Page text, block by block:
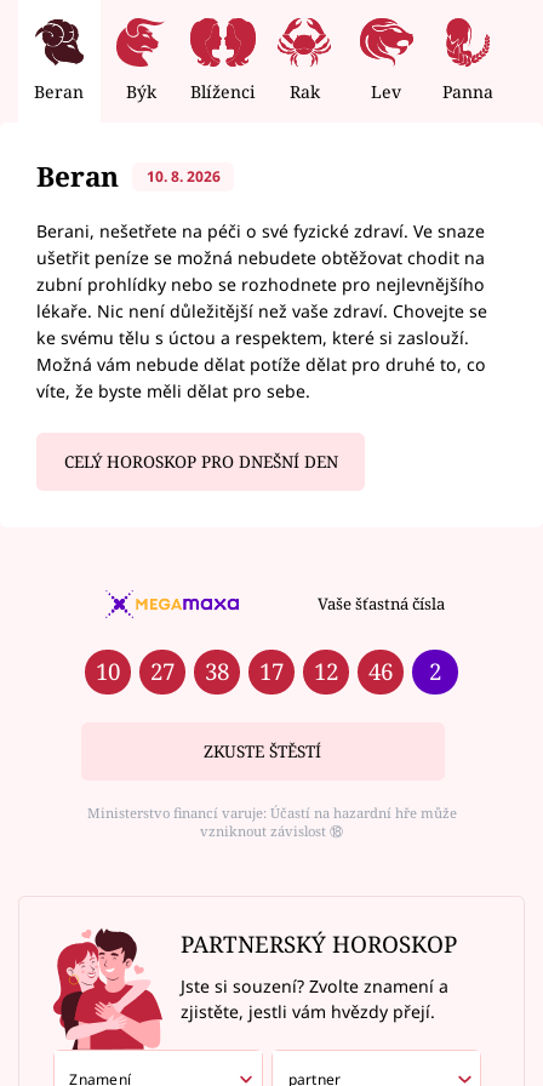
Beran Býk Blíženci Rak Lev Panna
Beran 10. 8. 2026
Berani, nešetřete na péči o své fyzické zdraví. Ve snaze
ušetřit peníze se možná nebudete obtěžovat chodit na
zubní prohlídky nebo se rozhodnete pro nejlevnějšího
lékaře. Nic není důležitější než vaše zdraví. Chovejte se
ke svému tělu s úctou a respektem, které si zaslouží.
Možná vám nebude dělat potíže dělat pro druhé to, co
víte, že byste měli dělat pro sebe.
CELÝ HOROSKOP PRO DNEŠNÍ DEN
Vaše šťastná čísla
10 27 38 17 12 46 2
ZKUSTE ŠTĚSTÍ
Ministerstvo financí varuje: Účastí na hazardní hře může
vzniknout závislost ⑱
PARTNERSKÝ HOROSKOP
Jste si souzení? Zvolte znamení a
zjistěte, jestli vám hvězdy přejí.